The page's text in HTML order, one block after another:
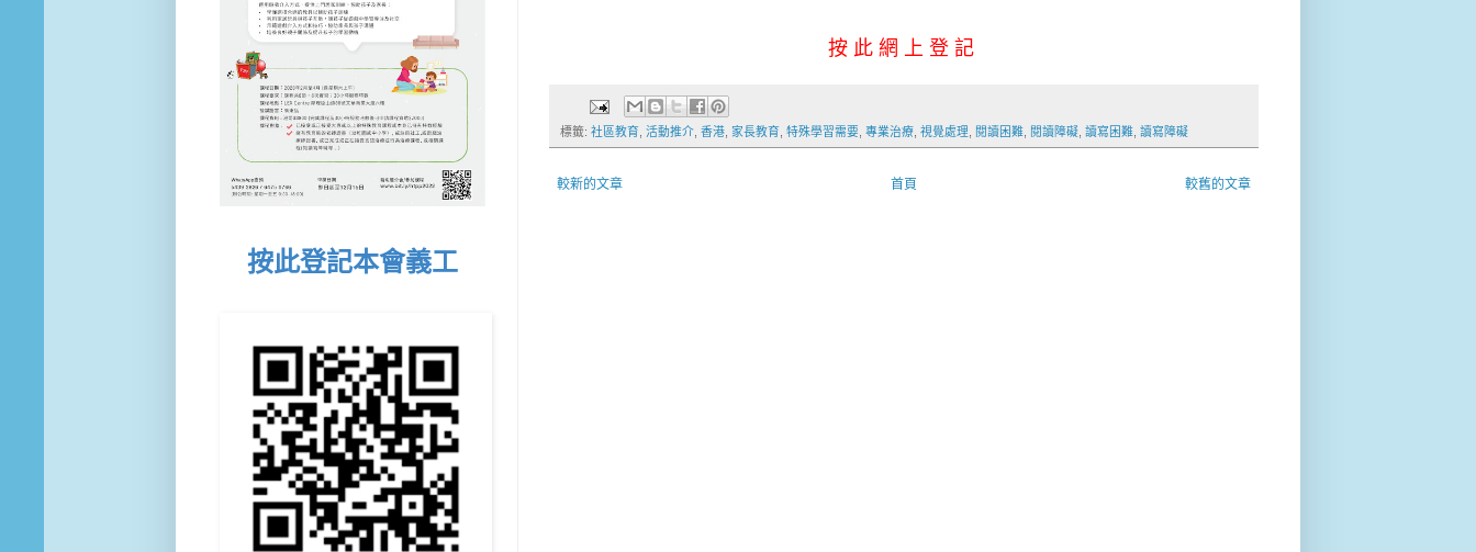
按 此 網 上 登 記
標籤: 社區教育 活動推介 香港 家長教育 特殊學習需要 專業治療 視覺處理 閱讀困難 閱讀障礙 讀寫困難 讀寫障礙
較新的文章 較舊的文章
首頁
按此登記本會義工